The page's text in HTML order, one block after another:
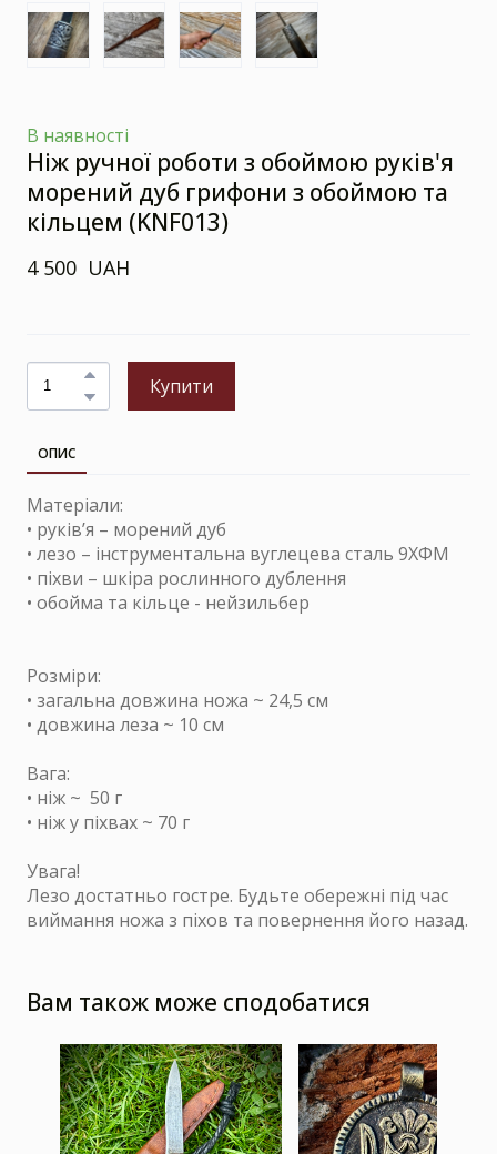
В наявності
Ніж ручної роботи з обоймою руків'я
морений дуб грифони з обоймою та
кільцем (KNF013)
4 500  UAH
Купити
ОПИС
Матеріали:
• руків’я – морений дуб
• лезо – інструментальна вуглецева сталь 9ХФМ
• піхви – шкіра рослинного дублення
• обойма та кільце - нейзильбер
Розміри:
• загальна довжина ножа ~ 24,5 см
• довжина леза ~ 10 см
Вага:
• ніж ~ 50 г
• ніж у піхвах ~ 70 г
Увага!
Лезо достатньо гостре. Будьте обережні під час
виймання ножа з піхов та повернення його назад.
Вам також може сподобатися